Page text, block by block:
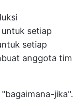
setiap
setiap
anggota tim
jika".